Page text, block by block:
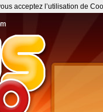
acceptez l’utilisation de